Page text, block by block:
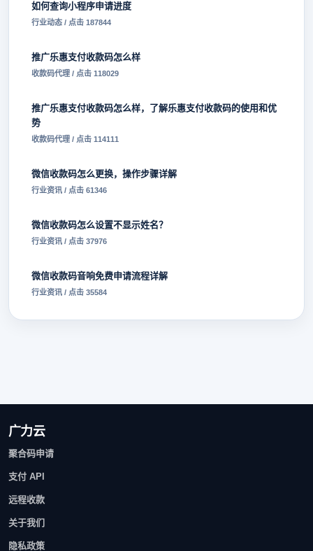
如何查询小程序申请进度
行业动态 / 点击 187844
推广乐惠支付收款码怎么样
收款码代理 / 点击 118029
推广乐惠支付收款码怎么样，了解乐惠支付收款码的使用和优
势
收款码代理 / 点击 114111
微信收款码怎么更换，操作步骤详解
行业资讯 / 点击 61346
微信收款码怎么设置不显示姓名？
行业资讯 / 点击 37976
微信收款码音响免费申请流程详解
行业资讯 / 点击 35584
广力云
聚合码申请
支付 API
远程收款
关于我们
隐私政策